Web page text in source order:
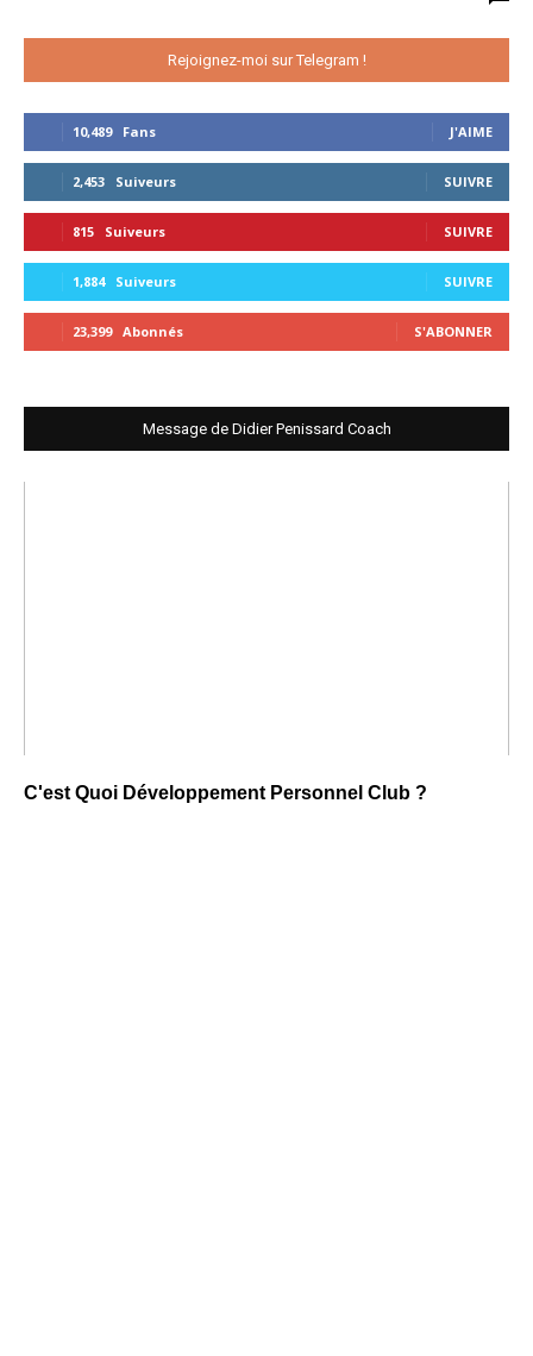
Rejoignez-moi sur Telegram !
10,489 Fans J'AIME
2,453 Suiveurs SUIVRE
815 Suiveurs SUIVRE
1,884 Suiveurs SUIVRE
23,399 Abonnés S'ABONNER
Message de Didier Penissard Coach
C'est Quoi Développement Personnel Club ?